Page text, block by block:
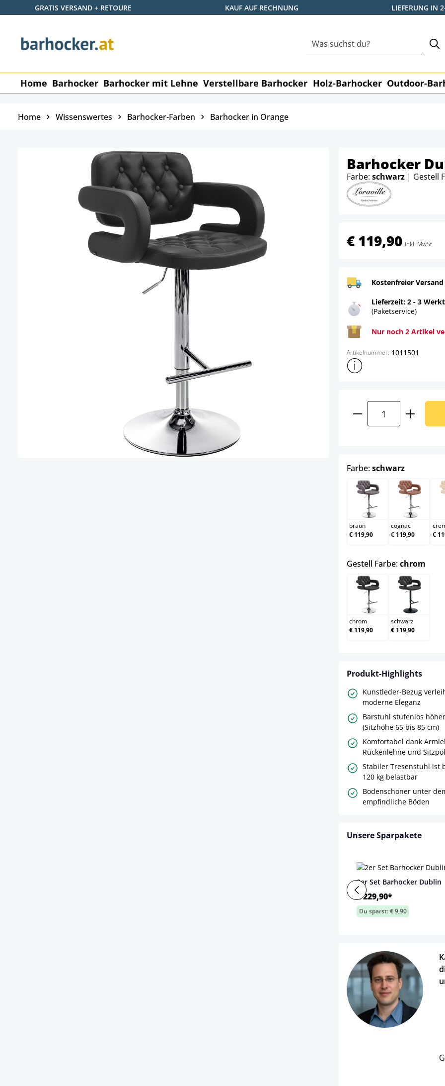
Hauptinhalt springen
Zur Suche springen
Zur Hauptnavigation springen
GRATIS VERSAND + RETOURE KAUF AUF RECHNUNG LIEFERUNG IN
Home Barhocker Barhocker mit Lehne Verstellbare Barhocker Holz-Barhocker Outdoor-
Home Wissenswertes Barhocker-Farben Barhocker in Orange
Barhocker
Farbe: schwarz | Gestell
€ 119,90 inkl. MwSt.
Kostenfreier
Lieferzeit: 2 - 3
(Paketservice)
Nur noch 2 Artikel
Artikelnummer: 1011501
Weitere
Produkt Anzahl:
Farbe:schwarzauswählen
braun
braun
€ 119,90
cognac
cognac
€ 119,90
€
Gestell Farbe:chrom
chrom
chrom
€ 119,90
schwarz
schwarz
€ 119,90
Produkt-Highlights
Kunstleder-Bezug
moderne Eleganz
Barstuhl stufenlos
(Sitzhöhe 65 bis 85 cm)
Komfortabel dank
Rückenlehne und
Stabiler Tresenstuhl ist
120 kg belastbar
Bodenschoner unter
empfindliche Böden
Unsere Sparpakete
2er Set Barhocker Dublin
€ 229,90*
Du sparst: € 9,90